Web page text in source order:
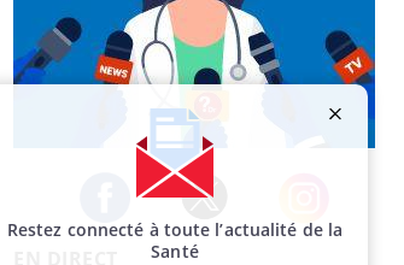
Facebook Twitter Instagram
Restez connecté à toute l’actualité de la
Santé